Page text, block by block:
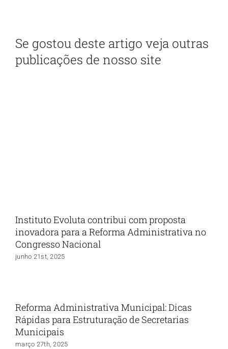
Se gostou deste artigo veja outras
publicações de nosso site
Instituto Evoluta contribui com proposta
inovadora para a Reforma Administrativa no
Congresso Nacional
junho 21st, 2025
Reforma Administrativa Municipal: Dicas
Rápidas para Estruturação de Secretarias
Municipais
março 27th, 2025